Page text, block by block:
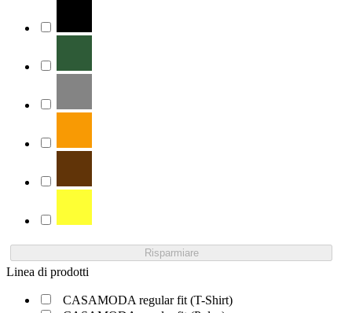
Risparmiare
Linea di prodotti
CASAMODA regular fit (T-Shirt)